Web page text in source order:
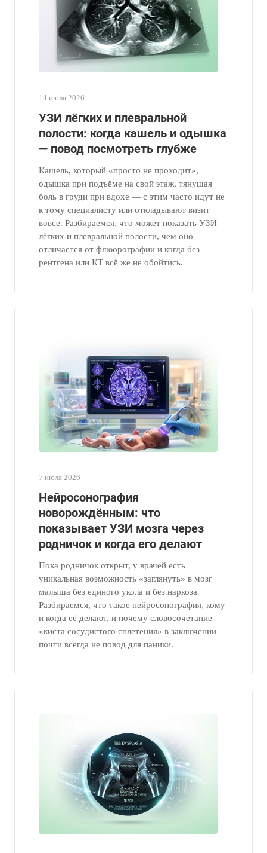
14 июля 2026
УЗИ лёгких и плевральной
полости: когда кашель и одышка
— повод посмотреть глубже
Кашель, который «просто не проходит»,
одышка при подъёме на свой этаж, тянущая
боль в груди при вдохе — с этим часто идут не
к тому специалисту или откладывают визит
вовсе. Разбираемся, что может показать УЗИ
лёгких и плевральной полости, чем оно
отличается от флюорографии и когда без
рентгена или КТ всё же не обойтись.
7 июля 2026
Нейросонография
новорождённым: что
показывает УЗИ мозга через
родничок и когда его делают
Пока родничок открыт, у врачей есть
уникальная возможность «заглянуть» в мозг
малыша без единого укола и без наркоза.
Разбираемся, что такое нейросонография, кому
и когда её делают, и почему словосочетание
«киста сосудистого сплетения» в заключении —
почти всегда не повод для паники.